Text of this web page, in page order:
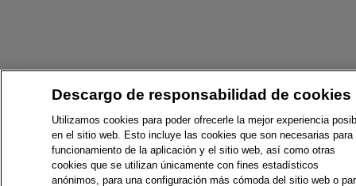
Descargo de responsabilidad de cookies
Utilizamos cookies para poder ofrecerle la mejor experiencia
en el sitio web. Esto incluye las cookies que son necesarias para
funcionamiento de la aplicación y el sitio web, así como otras
cookies que se utilizan únicamente con fines estadísticos
anónimos, para una configuración más cómoda del sitio web o